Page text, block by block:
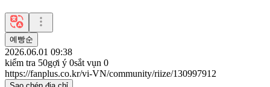
예빵순
2026.06.01 09:38
kiểm tra 50gợi ý 0sắt vụn 0
https://fanplus.co.kr/vi-VN/community/riize/130997912